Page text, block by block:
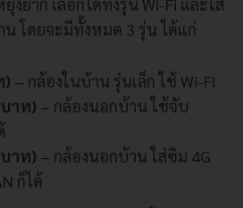
โดยจะมีทั้งหมด 3 รุ่น ได้แก่
) – กล้องในบ้าน รุ่นเล็ก ใช้ Wi-Fi
บาท) – กล้องนอกบ้าน ใช้จับ
บาท) – กล้องนอกบ้าน ใส่ซิม 4G
ก็ได้